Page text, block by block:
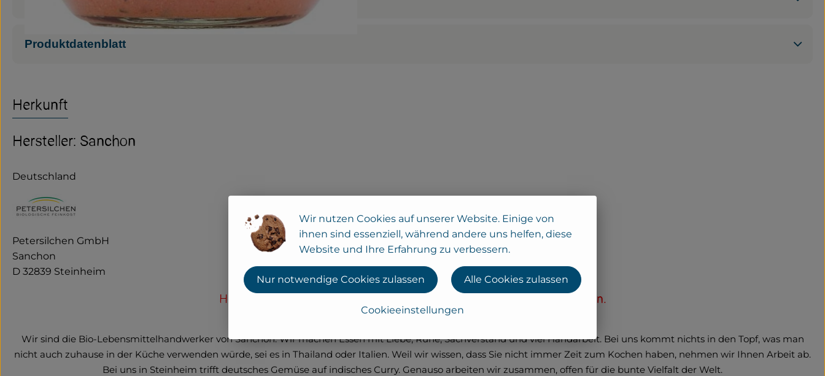
Produktdatenblatt
Herkunft
Hersteller: Sanchon
Deutschland
Petersilchen GmbH
Sanchon
D 32839 Steinheim
Herzlich willkommen bei den Bio-Lebensmittelhandwerkern von Sanchon.
Wir sind die Bio-Lebensmittelhandwerker von Sanchon. Wir machen Essen mit Liebe, Ruhe, Sachverstand und viel Handarbeit. Bei uns kommt nichts in den Topf, was man
nicht auch zuhause in der Küche verwenden würde, sei es in Thailand oder Italien. Weil wir wissen, dass Sie nicht immer Zeit zum Kochen haben, nehmen wir Ihnen Arbeit ab.
Bei uns in Steinheim trifft deutsches Gemüse auf indisches Curry. Genauso arbeiten wir zusammen, offen für die bunte Vielfalt der Welt.
Wir nutzen Cookies auf unserer Website. Einige von
ihnen sind essenziell, während andere uns helfen, diese
Website und Ihre Erfahrung zu verbessern.
Cookieeinstellungen
Nur notwendige Cookies zulassen Alle Cookies zulassen